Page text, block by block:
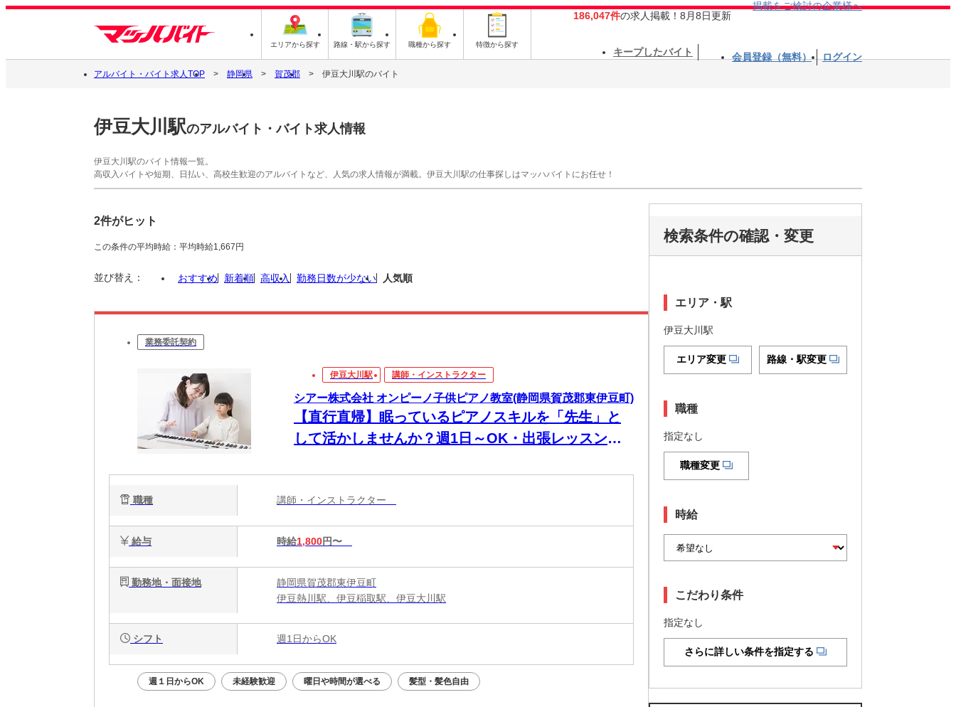
エリアから探す 路線・駅から探す 職種から探す 特徴から探す
186,047件の求人掲載！8月8日更新
掲載をご検討の企業様へ
キープしたバイト 会員登録（無料） ログイン
アルバイト・バイト求人TOP 静岡県 賀茂郡 伊豆大川駅のバイト
伊豆大川駅のアルバイト・バイト求人情報
伊豆大川駅のバイト情報一覧。
高収入バイトや短期、日払い、高校生歓迎のアルバイトなど、人気の求人情報が満載。伊豆大川駅の仕事探しはマッハバイトにお任せ！
2件がヒット
この条件の平均時給：平均時給1,667円
並び替え： おすすめ 新着順 高収入 勤務日数が少ない 人気順
業務委託契約
伊豆大川駅 講師・インストラクター
シアー株式会社 オンピーノ子供ピアノ教室(静岡県賀茂郡東伊豆町)
【直行直帰】眠っているピアノスキルを「先生」と
して活かしませんか？週1日～OK・出張レッスン講
職種 講師・インストラクター
給与 時給1,800円〜
勤務地・面接地
静岡県賀茂郡東伊豆町
伊豆熱川駅、伊豆稲取駅、伊豆大川駅
シフト 週1日からOK
週１日からOK 未経験歓迎 曜日や時間が選べる 髪型・髪色自由
検索条件の確認・変更
エリア・駅
伊豆大川駅
エリア変更 路線・駅変更
職種
指定なし
職種変更
時給
こだわり条件
指定なし
さらに詳しい条件を指定する